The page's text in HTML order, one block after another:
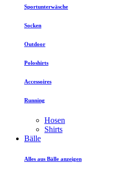
Sportunterwäsche
Socken
Outdoor
Poloshirts
Accessoires
Running
Hosen
Shirts
Bälle
Alles aus Bälle anzeigen